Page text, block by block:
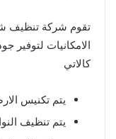
تقوم شركة تنظيف
الامكانيات لتوفير
كالاتي
يتم تكنيس
يتم تنظيف